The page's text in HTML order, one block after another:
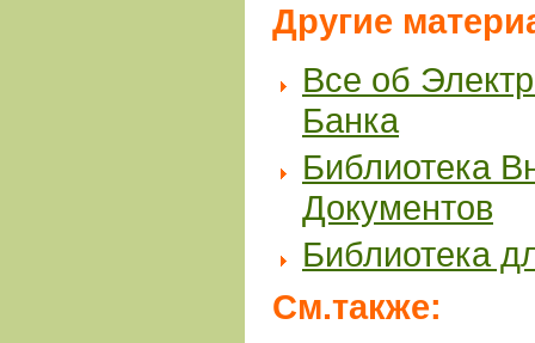
Другие
Все об
Банка
Библиотека
Документов
Библиотека
См.также: